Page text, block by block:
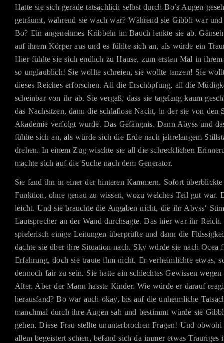
Hatte sie sich gerade tatsächlich selbst durch Bo’s Augen
geträumt, während sie wach war? Während sie Gibbli war
Bo? Ein angenehmes Kribbeln im Bauch lenkte sie ab.
auf ihrem Körper aus und es fühlte sich an, als würde ein
Hier fühlte sie sich endlich zu Hause, zum ersten Mal in
so unglaublich! Sie wollte schreien, sie wollte tanzen! Sie
dieses Reiches erforschen. All die Erschöpfung, all die
scheinbar von ihr ab. Sie vergaß, dass sie tagelang kaum
das Nachsitzen, dann die schlaflose Nacht, in der sie von den
Akademie verfolgt wurde. Das Gefängnis. Dann Abyss und
fühlte sich an, als würde sich die Erde nach jahrelangem
drehen. In einem Zug wischte sie all die schrecklichen
machte sich auf die Suche nach dem Generator.
Sie fand ihn in einer der hinteren Kammern. Sofort
Funktion, ohne genau zu wissen, wozu welches Teil gut war.
leicht. Und sie brauchte die Angaben nicht, die ihr Abyss‘
Lautsprecher an der Wand durchsagte. Das hier war ihr
spielerisch einige Leitungen überprüfte und dann die
dachte sie über ihre Situation nach. Sky würde sie nach Ocea
Erfahrung, doch sie traute ihm nicht. Er verheimlichte etwas,
dennoch fair zu sein. Sie hatte ein schlechtes Gewissen
Alter. Aber der Mann hasste Kinder. Wie würde er darauf
herausfand? Bo war auch okay, bis auf die unheimliche
manchmal durch ihre Augen sah und bestimmt würde sie
gehen. Diese Frau stellte ununterbrochen Fragen! Und
allem begeistert schien, befand sich da immer etwas